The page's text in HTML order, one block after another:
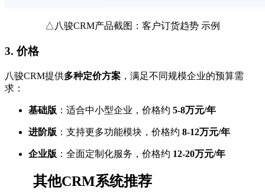
△八骏CRM产品截图：客户订货趋势 示例
3.价格
八骏CRM提供多种定价方案 ，满足不同规模企业的预算需
求：
基础版 ：适合中小型企业，价格约 5-8万元/年
进阶版 ：支持更多功能模块，价格约 8-12万元/年
企业版 ：全面定制化服务，价格约 12-20万元/年
其他CRM系统推荐